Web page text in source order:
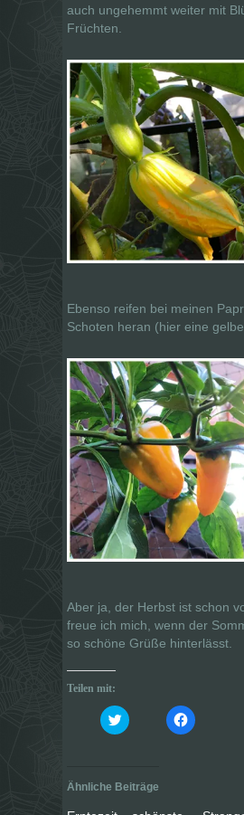
auch ungehemmt weiter mit
Früchten.
Ebenso reifen bei meinen
Schoten heran (hier eine gelbe
Aber ja, der Herbst ist schon
freue ich mich, wenn der
so schöne Grüße hinterlässt.
Teilen mit:
K
l
u
m
K
l
Ähnliche Beiträge